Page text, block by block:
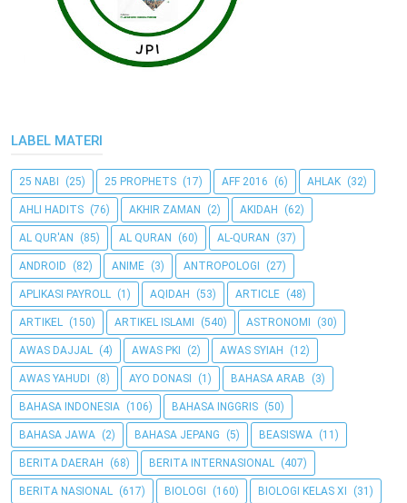
LABEL MATERI
25 NABI (25) 25 PROPHETS (17) AFF 2016 (6) AHLAK (32)
AHLI HADITS (76) AKHIR ZAMAN (2) AKIDAH (62)
AL QUR'AN (85) AL QURAN (60) AL-QURAN (37)
ANDROID (82) ANIME (3) ANTROPOLOGI (27)
APLIKASI PAYROLL (1) AQIDAH (53) ARTICLE (48)
ARTIKEL (150) ARTIKEL ISLAMI (540) ASTRONOMI (30)
AWAS DAJJAL (4) AWAS PKI (2) AWAS SYIAH (12)
AWAS YAHUDI (8) AYO DONASI (1) BAHASA ARAB (3)
BAHASA INDONESIA (106) BAHASA INGGRIS (50)
BAHASA JAWA (2) BAHASA JEPANG (5) BEASISWA (11)
BERITA DAERAH (68) BERITA INTERNASIONAL (407)
BERITA NASIONAL (617) BIOLOGI (160) BIOLOGI KELAS XI (31)